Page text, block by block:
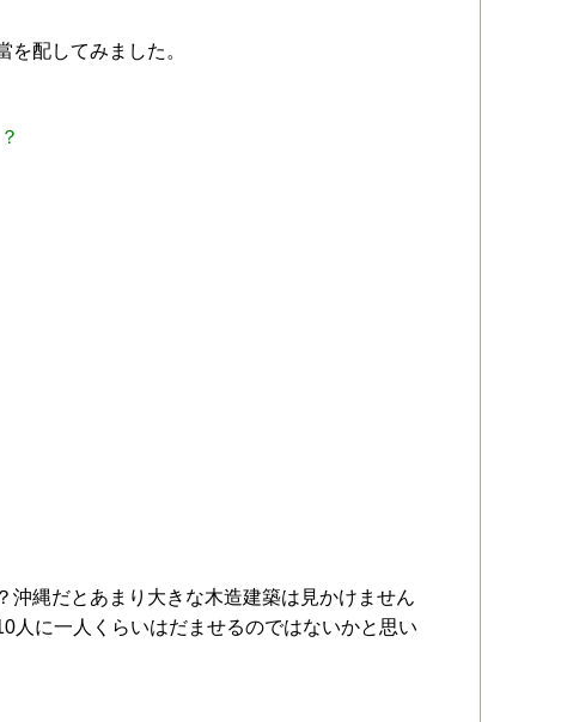
配してみました。
沖縄だとあまり大きな木造建築は見かけません
人に一人くらいはだませるのではないかと思い